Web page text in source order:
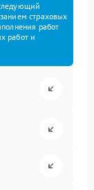
страховых
работ
работ и